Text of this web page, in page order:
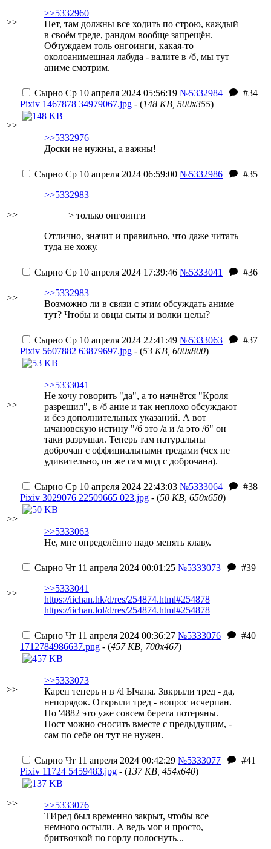
>>
>>5332960
Нет, там должны все ходить по строю, каждый
в своём треде, рандом вообще запрещён.
Обчуждаем толь онгоинги, какая-то
околоанимешная лабуда - валите в /б, мы тут
аниме смотрим.
>>
Сырно Ср 10 апреля 2024 05:56:19 №5332984
#34
Pixiv 1467878 34979067.jpg - (148 KB, 500x355)
>>5332976
Доски не нужны, а важны!
>>
Сырно Ср 10 апреля 2024 06:59:00 №5332986
#35
>>5332983
> только онгоинги
Отлично, значит и правильно, что даже читать
туда не хожу.
>>
Сырно Ср 10 апреля 2024 17:39:46 №5333041
#36
>>5332983
Возможно ли в связи с этим обсуждать аниме
тут? Чтобы и овцы сыты и волки целы?
>>
Сырно Ср 10 апреля 2024 22:41:49 №5333063
#37
Pixiv 5607882 63879697.jpg - (53 KB, 600x800)
>>5333041
Не хочу говорить "да", а то начнётся "Кроля
разрешил", в /б ание и так неплохо обсуждают
и без дополнительных указаний. А вот
ычановскую истину "/б это /а и /а это /б" он
таки разрушал. Теперь там натуральны
доброчан с оффициальными тредами (чсх не
удивительно, он же сам мод с доброчана).
>>
Сырно Ср 10 апреля 2024 22:43:03 №5333064
#38
Pixiv 3029076 22509665 023.jpg - (50 KB, 650x650)
>>5333063
Не, мне определённо надо менять клаву.
>>
Сырно Чт 11 апреля 2024 00:01:25 №5333073
#39
>>5333041
https://iichan.hk/d/res/254874.html#254878
https://iichan.lol/d/res/254874.html#254878
>>
Сырно Чт 11 апреля 2024 00:36:27 №5333076
#40
1712784986637.png - (457 KB, 700x467)
>>5333073
Карен теперь и в /d Ычана. Звкрыли тред - да,
непорядок. Открыли тред - вопрос исчерпан.
Но '4882 это уже совсем берега потеряны.
Пост можно сносить вместе с предыдущим, -
сам по себе он тут не нужен.
>>
Сырно Чт 11 апреля 2024 00:42:29 №5333077
#41
Pixiv 11724 5459483.jpg - (137 KB, 454x640)
>>5333076
ТИред был временно закрыт, чтобы все
немного остыли. А ведь мог и просто,
бритвочкой по горлу полоснуть...